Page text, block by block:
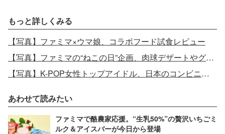
もっと詳しくみる
【写真】ファミマ×ウマ娘、コラボフード試食レビュー
【写真】ファミマの“ねこの日”企画、肉球デザートやグッズなど17種
【写真】K-POP女性トップアイドル、日本のコンビニ満喫
あわせて読みたい
ファミマで酪農家応援。“生乳50%”の贅沢いちごミ
ルク＆アイスバーが今日から登場